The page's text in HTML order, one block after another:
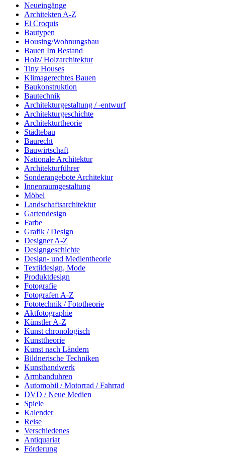
Neueingänge
Architekten A-Z
El Croquis
Bautypen
Housing/Wohnungsbau
Bauen Im Bestand
Holz/ Holzarchitektur
Tiny Houses
Klimagerechtes Bauen
Baukonstruktion
Bautechnik
Architekturgestaltung / -entwurf
Architekturgeschichte
Architekturtheorie
Städtebau
Baurecht
Bauwirtschaft
Nationale Architektur
Architekturführer
Sonderangebote Architektur
Innenraumgestaltung
Möbel
Landschaftsarchitektur
Gartendesign
Farbe
Grafik / Design
Designer A-Z
Designgeschichte
Design- und Medientheorie
Textildesign, Mode
Produktdesign
Fotografie
Fotografen A-Z
Fototechnik / Fototheorie
Aktfotographie
Künstler A-Z
Kunst chronologisch
Kunsttheorie
Kunst nach Ländern
Bildnerische Techniken
Kunsthandwerk
Armbanduhren
Automobil / Motorrad / Fahrrad
DVD / Neue Medien
Spiele
Kalender
Reise
Verschiedenes
Antiquariat
Förderung